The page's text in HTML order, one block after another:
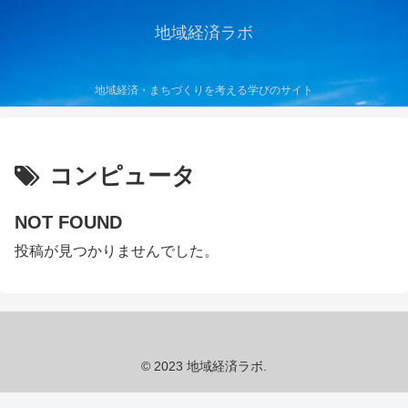
地域経済ラボ
地域経済・まちづくりを考える学びのサイト
コンピュータ
NOT FOUND
投稿が見つかりませんでした。
© 2023 地域経済ラボ.